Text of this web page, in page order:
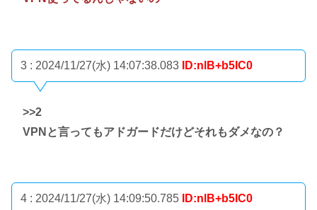
3 : 2024/11/27(水) 14:07:38.083 ID:nlB+b5IC0
>>2
VPNと言ってもアドガードだけどそれもダメなの？
4 : 2024/11/27(水) 14:09:50.785 ID:nlB+b5IC0